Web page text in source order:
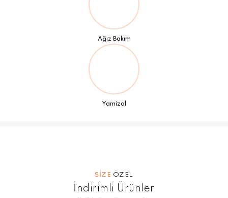
Ağız Bakım
Yamizol
SİZE ÖZEL
İndirimli Ürünler